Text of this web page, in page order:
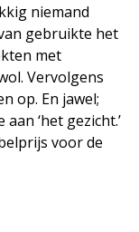
niemand
gebruikte het
met
Vervolgens
op. En jawel;
‘het gezicht.’
voor de